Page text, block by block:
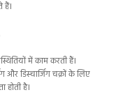
हैं।
में काम करती हैं।
और डिस्चार्जिंग चक्रों के लिए
होती है।